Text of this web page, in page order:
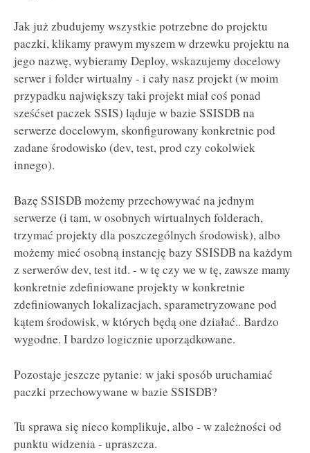
Jak już zbudujemy wszystkie potrzebne do projektu
paczki, klikamy prawym myszem w drzewku projektu na
jego nazwę, wybieramy Deploy, wskazujemy docelowy
serwer i folder wirtualny - i cały nasz projekt (w moim
przypadku największy taki projekt miał coś ponad
sześćset paczek SSIS) ląduje w bazie SSISDB na
serwerze docelowym, skonfigurowany konkretnie pod
zadane środowisko (dev, test, prod czy cokolwiek
innego).
Bazę SSISDB możemy przechowywać na jednym
serwerze (i tam, w osobnych wirtualnych folderach,
trzymać projekty dla poszczególnych środowisk), albo
możemy mieć osobną instancję bazy SSISDB na każdym
z serwerów dev, test itd. - w tę czy we w tę, zawsze mamy
konkretnie zdefiniowane projekty w konkretnie
zdefiniowanych lokalizacjach, sparametryzowane pod
kątem środowisk, w których będą one działać.. Bardzo
wygodne. I bardzo logicznie uporządkowane.
Pozostaje jeszcze pytanie: w jaki sposób uruchamiać
paczki przechowywane w bazie SSISDB?
Tu sprawa się nieco komplikuje, albo - w zależności od
punktu widzenia - upraszcza.